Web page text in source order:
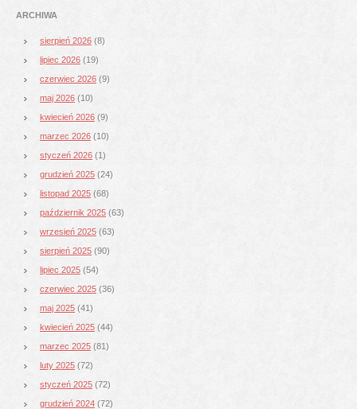
ARCHIWA
sierpień 2026 (8)
lipiec 2026 (19)
czerwiec 2026 (9)
maj 2026 (10)
kwiecień 2026 (9)
marzec 2026 (10)
styczeń 2026 (1)
grudzień 2025 (24)
listopad 2025 (68)
październik 2025 (63)
wrzesień 2025 (63)
sierpień 2025 (90)
lipiec 2025 (54)
czerwiec 2025 (36)
maj 2025 (41)
kwiecień 2025 (44)
marzec 2025 (81)
luty 2025 (72)
styczeń 2025 (72)
grudzień 2024 (72)